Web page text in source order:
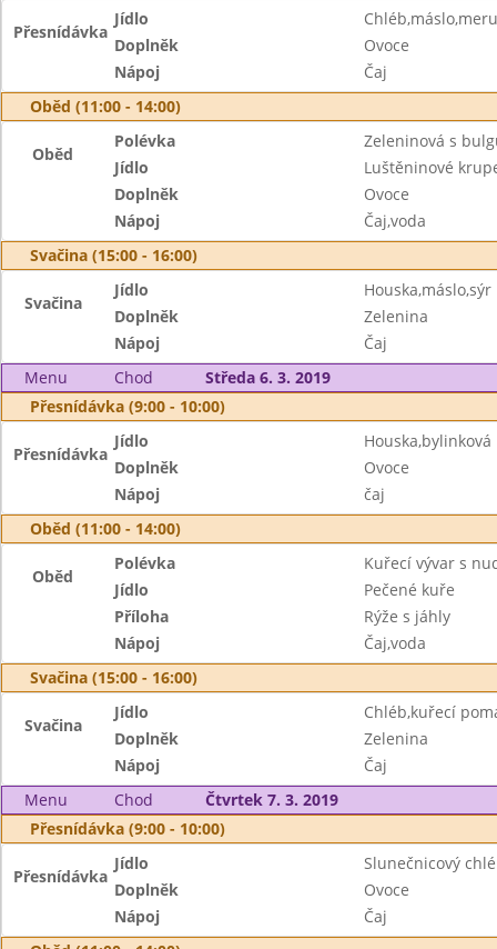
Přesnídávka
Jídlo
Doplněk
Ovoce
Nápoj
Čaj
Oběd (11:00 - 14:00)
Oběd
Polévka
Zeleninová s
Jídlo
Luštěninové
Doplněk
Ovoce
Nápoj
Čaj,voda
Svačina (15:00 - 16:00)
Svačina
Jídlo
Houska,máslo,sýr
Doplněk
Zelenina
Nápoj
Čaj
Menu
Chod
Středa 6. 3. 2019
Přesnídávka (9:00 - 10:00)
Přesnídávka
Jídlo
Doplněk
Ovoce
Nápoj
čaj
Oběd (11:00 - 14:00)
Oběd
Polévka
Kuřecí vývar s
Jídlo
Pečené kuře
Příloha
Rýže s jáhly
Nápoj
Čaj,voda
Svačina (15:00 - 16:00)
Svačina
Jídlo
Chléb,kuřecí
Doplněk
Zelenina
Nápoj
Čaj
Menu
Chod
Čtvrtek 7. 3. 2019
Přesnídávka (9:00 - 10:00)
Přesnídávka
Jídlo
Slunečnicový
Doplněk
Ovoce
Nápoj
Čaj